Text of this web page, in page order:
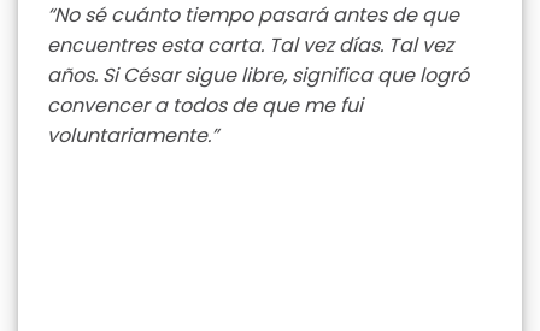
“No sé cuánto tiempo pasará antes de que
encuentres esta carta. Tal vez días. Tal vez
años. Si César sigue libre, significa que logró
convencer a todos de que me fui
voluntariamente.”